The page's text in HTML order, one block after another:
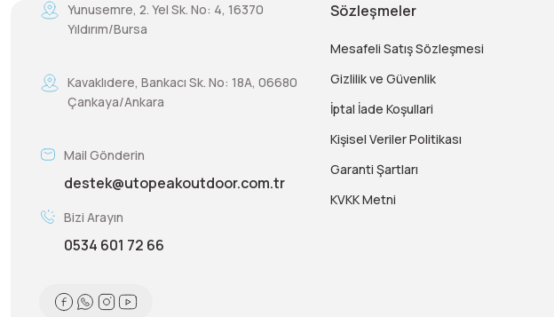
Yunusemre, 2. Yel Sk. No: 4, 16370
Yıldırım/Bursa
Kavaklıdere, Bankacı Sk. No: 18A, 06680
Çankaya/Ankara
Mail Gönderin
destek@utopeakoutdoor.com.tr
Bizi Arayın
0534 601 72 66
Sözleşmeler
Mesafeli Satış Sözleşmesi
Gizlilik ve Güvenlik
İptal İade Koşullari
Kişisel Veriler Politikası
Garanti Şartları
KVKK Metni